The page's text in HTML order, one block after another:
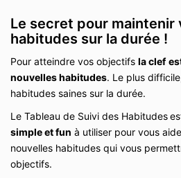
Le secret pour maintenir
habitudes sur la durée !
Pour atteindre vos objectifs la clef
nouvelles habitudes. Le plus
habitudes saines sur la durée.
Le Tableau de Suivi des Habitudes
simple et fun à utiliser pour vous
nouvelles habitudes qui vous
objectifs.